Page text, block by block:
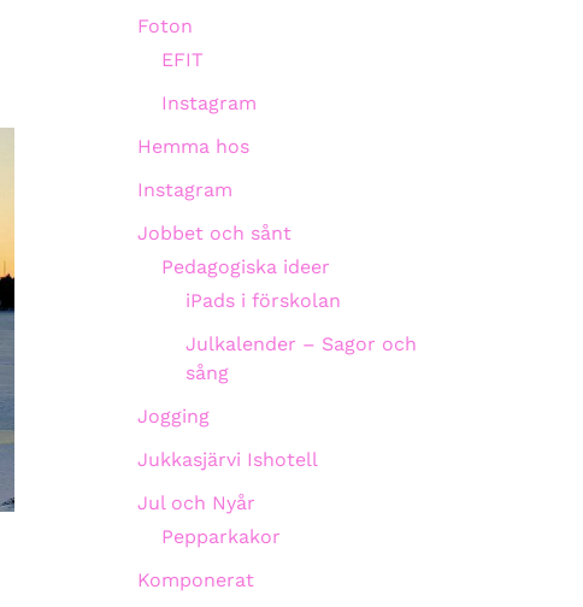
Foton
EFIT
Instagram
Hemma hos
Instagram
Jobbet och sånt
Pedagogiska ideer
iPads i förskolan
Julkalender – Sagor och
sång
Jogging
Jukkasjärvi Ishotell
Jul och Nyår
Pepparkakor
Komponerat